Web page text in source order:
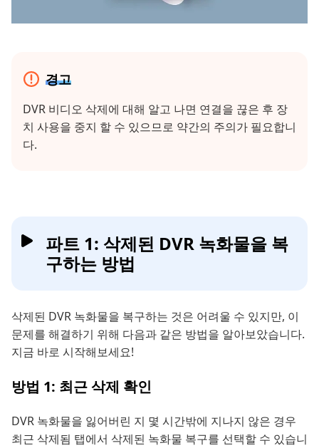
경고
DVR 비디오 삭제에 대해 알고 나면 연결을 끊은 후 장
치 사용을 중지 할 수 있으므로 약간의 주의가 필요합니
다.
파트 1: 삭제된 DVR 녹화물을 복
구하는 방법
삭제된 DVR 녹화물을 복구하는 것은 어려울 수 있지만, 이
문제를 해결하기 위해 다음과 같은 방법을 알아보았습니다.
지금 바로 시작해보세요!
방법 1: 최근 삭제 확인
DVR 녹화물을 잃어버린 지 몇 시간밖에 지나지 않은 경우
최근 삭제됨 탭에서 삭제된 녹화물 복구를 선택할 수 있습니